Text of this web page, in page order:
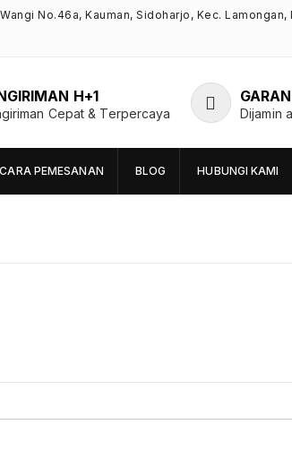
No.46a, Kauman, Sidoharjo, Kec.
H+1
Cepat & Terpercaya Dijamin
CARA PEMESANAN BLOG HUBUNGI KAMI